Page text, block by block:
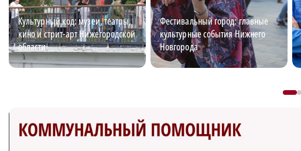
Культурный код: музеи, театры,
кино и стрит-арт Нижегородской
области
Фестивальный город: главные
культурные события Нижнего
Новгорода